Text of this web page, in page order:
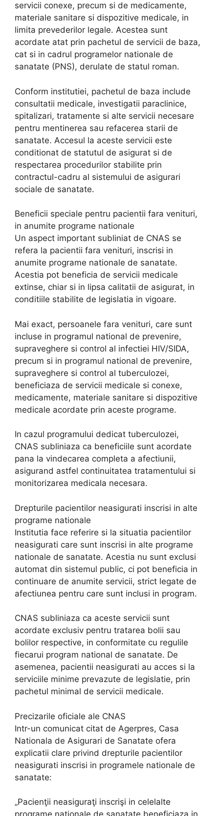
servicii conexe, precum si de medicamente,
materiale sanitare si dispozitive medicale, in
limita prevederilor legale. Acestea sunt
acordate atat prin pachetul de servicii de baza,
cat si in cadrul programelor nationale de
sanatate (PNS), derulate de statul roman.
Conform institutiei, pachetul de baza include
consultatii medicale, investigatii paraclinice,
spitalizari, tratamente si alte servicii necesare
pentru mentinerea sau refacerea starii de
sanatate. Accesul la aceste servicii este
conditionat de statutul de asigurat si de
respectarea procedurilor stabilite prin
contractul-cadru al sistemului de asigurari
sociale de sanatate.
Beneficii speciale pentru pacientii fara venituri,
in anumite programe nationale
Un aspect important subliniat de CNAS se
refera la pacientii fara venituri, inscrisi in
anumite programe nationale de sanatate.
Acestia pot beneficia de servicii medicale
extinse, chiar si in lipsa calitatii de asigurat, in
conditiile stabilite de legislatia in vigoare.
Mai exact, persoanele fara venituri, care sunt
incluse in programul national de prevenire,
supraveghere si control al infectiei HIV/SIDA,
precum si in programul national de prevenire,
supraveghere si control al tuberculozei,
beneficiaza de servicii medicale si conexe,
medicamente, materiale sanitare si dispozitive
medicale acordate prin aceste programe.
In cazul programului dedicat tuberculozei,
CNAS subliniaza ca beneficiile sunt acordate
pana la vindecarea completa a afectiunii,
asigurand astfel continuitatea tratamentului si
monitorizarea medicala necesara.
Drepturile pacientilor neasigurati inscrisi in alte
programe nationale
Institutia face referire si la situatia pacientilor
neasigurati care sunt inscrisi in alte programe
nationale de sanatate. Acestia nu sunt exclusi
automat din sistemul public, ci pot beneficia in
continuare de anumite servicii, strict legate de
afectiunea pentru care sunt inclusi in program.
CNAS subliniaza ca aceste servicii sunt
acordate exclusiv pentru tratarea bolii sau
bolilor respective, in conformitate cu regulile
fiecarui program national de sanatate. De
asemenea, pacientii neasigurati au acces si la
serviciile minime prevazute de legislatie, prin
pachetul minimal de servicii medicale.
Precizarile oficiale ale CNAS
Intr-un comunicat citat de Agerpres, Casa
Nationala de Asigurari de Sanatate ofera
explicatii clare privind drepturile pacientilor
neasigurati inscrisi in programele nationale de
sanatate:
„Pacienţii neasiguraţi inscrişi in celelalte
programe naţionale de sanatate beneficiaza in